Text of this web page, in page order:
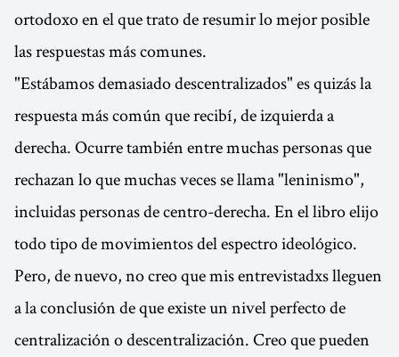
ortodoxo en el que trato de resumir lo mejor posible
las respuestas más comunes.
"Estábamos demasiado descentralizados" es quizás la
respuesta más común que recibí, de izquierda a
derecha. Ocurre también entre muchas personas que
rechazan lo que muchas veces se llama "leninismo",
incluidas personas de centro-derecha. En el libro elijo
todo tipo de movimientos del espectro ideológico.
Pero, de nuevo, no creo que mis entrevistadxs lleguen
a la conclusión de que existe un nivel perfecto de
centralización o descentralización. Creo que pueden